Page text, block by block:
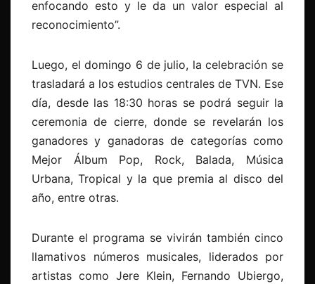
enfocando esto y le da un valor especial al
reconocimiento”.
Luego, el domingo 6 de julio, la celebración se
trasladará a los estudios centrales de TVN. Ese
día, desde las 18:30 horas se podrá seguir la
ceremonia de cierre, donde se revelarán los
ganadores y ganadoras de categorías como
Mejor Álbum Pop, Rock, Balada, Música
Urbana, Tropical y la que premia al disco del
año, entre otras.
Durante el programa se vivirán también cinco
llamativos números musicales, liderados por
artistas como Jere Klein, Fernando Ubiergo,